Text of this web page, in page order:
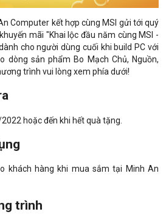
Computer kết hợp cùng MSI gửi tới quý
mãi "Khai lộc đầu năm cùng MSI -
cho người dùng cuối khi build PC với
dòng sản phẩm Bo Mạch Chủ, Nguồn,
trình vui lòng xem phía dưới!
hoặc đến khi hết quà tặng.
khách hàng khi mua sắm tại Minh An
trình